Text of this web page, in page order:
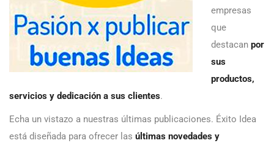
empresas
que
destacan por
sus
productos,
servicios y dedicación a sus clientes.
Echa un vistazo a nuestras últimas publicaciones. Éxito Idea
está diseñada para ofrecer las últimas novedades y